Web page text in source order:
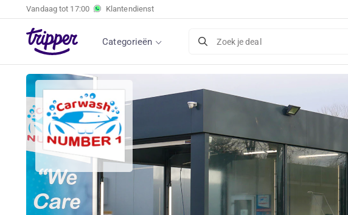
Vandaag tot 17:00 Klantendienst
Categorieën Zoek je deal